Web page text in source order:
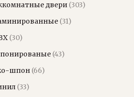
двери (303)
(31)
(30)
(43)
шпон (66)
(33)